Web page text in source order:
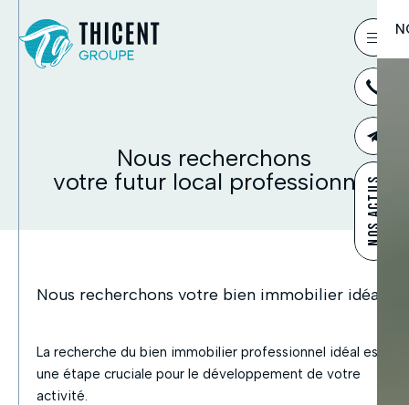
NOS ACTUS
Nous recherchons
votre futur local professionnel
Nous recherchons votre bien immobilier idéal
La recherche du bien immobilier professionnel idéal est
une étape cruciale pour le développement de votre
activité.